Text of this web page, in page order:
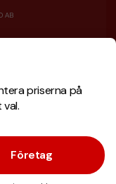
priserna på
Företag
leverans